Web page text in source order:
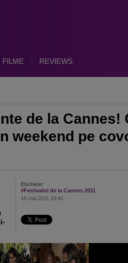
FILME REVIEWS
de la Cannes!
weekend pe
Etichete:
#Festivalul de la Cannes 2011
16 mai 2011 10:41